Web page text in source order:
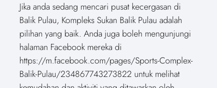
Jika anda sedang mencari pusat kecergasan di
Balik Pulau, Kompleks Sukan Balik Pulau adalah
pilihan yang baik. Anda juga boleh mengunjungi
halaman Facebook mereka di
https://m.facebook.com/pages/Sports-Complex-
Balik-Pulau/234867743273822 untuk melihat